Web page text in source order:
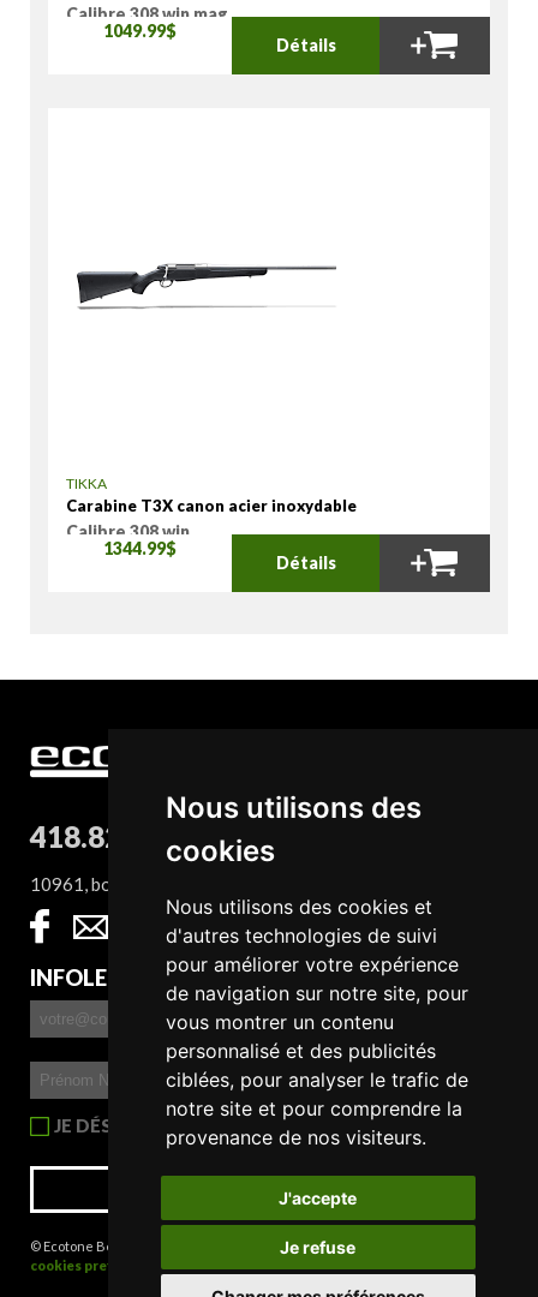
Nous utilisons des
cookies
Nous utilisons des cookies et
d'autres technologies de suivi
pour améliorer votre expérience
de navigation sur notre site, pour
vous montrer un contenu
personnalisé et des publicités
ciblées, pour analyser le trafic de
notre site et pour comprendre la
provenance de nos visiteurs.
J'accepte
Je refuse
Calibre 308 win mag
1049.99$
Détails
TIKKA
Carabine T3X canon acier inoxydable
Calibre 308 win
1344.99$
Détails
418.827.8932
10961, boul. Sainte-Anne, QC G0A 1E0
INFOLETTRE
JE DÉSIRE RECEVOIR L'INFOLETTRE
S'INSCRIRE
© Ecotone Beaupré 2026 | Crédits : Orage communication
cookies preferences